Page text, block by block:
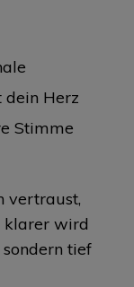
Herz
Stimme
vertraust,
klarer wird
tief